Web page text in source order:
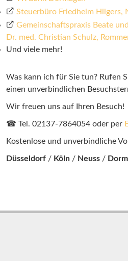
Steuerbüro Friedhelm Hilgers,
Gemeinschaftspraxis Beate
Dr. med. Christian Schulz,
Und viele mehr!
Was kann ich für Sie tun? Rufen
einen unverbindlichen
Wir freuen uns auf Ihren Besuch!
☎ Tel. 02137-7864054 oder per
Kostenlose und unverbindliche
Düsseldorf / Köln / Neuss /